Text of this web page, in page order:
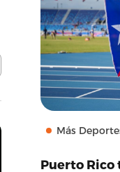
Más
Puerto Rico